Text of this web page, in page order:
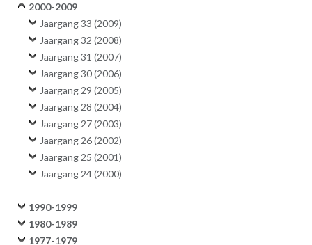
2000-2009
Jaargang 33 (2009)
Jaargang 32 (2008)
Jaargang 31 (2007)
Jaargang 30 (2006)
Jaargang 29 (2005)
Jaargang 28 (2004)
Jaargang 27 (2003)
Jaargang 26 (2002)
Jaargang 25 (2001)
Jaargang 24 (2000)
1990-1999
1980-1989
1977-1979